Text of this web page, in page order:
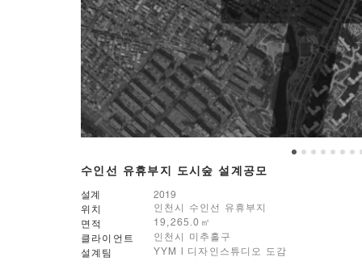
수인선 유휴부지 도시숲 설계공모
​설계
위치
​면적
클라이언트
설계팀
2019
인천시 수인선 유휴부지
19,265.0㎡
인천시 미추홀구
YYM l ​ 디자인스튜디오 도감